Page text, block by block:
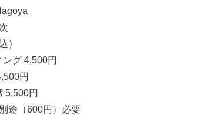
）
グ 4,500円
円
5,500円
途（600円）必要